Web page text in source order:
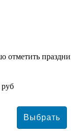
отметить
руб